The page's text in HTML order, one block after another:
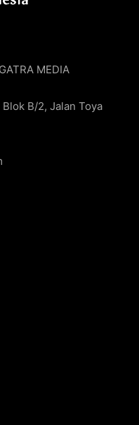
MEDIA
B/2, Jalan Toya